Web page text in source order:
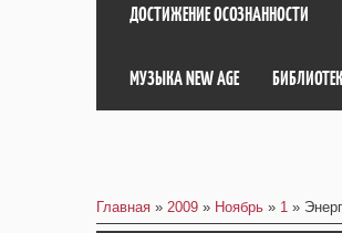
ДОСТИЖЕНИЕ ОСОЗНАННОСТИ
МУЗЫКА NEW AGE
Главная » 2009 » Ноябрь » 1 »